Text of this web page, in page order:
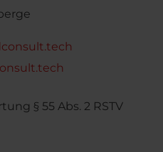
§ 55 Abs. 2 RSTV